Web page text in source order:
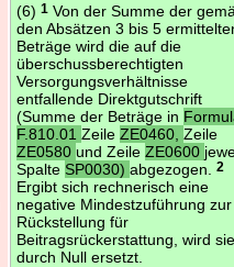
(6)1 Von der Summe der
den Absätzen 3 bis 5
Beträge wird die auf die
überschussberechtigten
Versorgungsverhältnisse
entfallende Direktgutschrift
(Summe der Beträge in
F.810.01ZeileZE0460,Zeile
ZE0580und ZeileZE0600
SpalteSP0030)abgezogen.2
Ergibt sich rechnerisch eine
negative Mindestzuführung zur
Rückstellung für
Beitragsrückerstattung, wird
durch Null ersetzt.